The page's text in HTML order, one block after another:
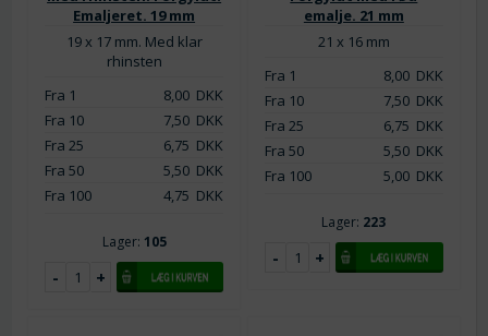
Emaljeret. 19 mm
19 x 17 mm. Med klar
rhinsten
Fra 1
8,00DKK
Fra 10
7,50DKK
Fra 25
6,75 DKK
Fra 50
5,50DKK
Fra 100
4,75 DKK
Lager: 105
emalje. 21 mm
21 x 16 mm
Fra 1
8,00DKK
Fra 10
7,50DKK
Fra 25
6,75 DKK
Fra 50
5,50DKK
Fra 100
5,00DKK
Lager: 223